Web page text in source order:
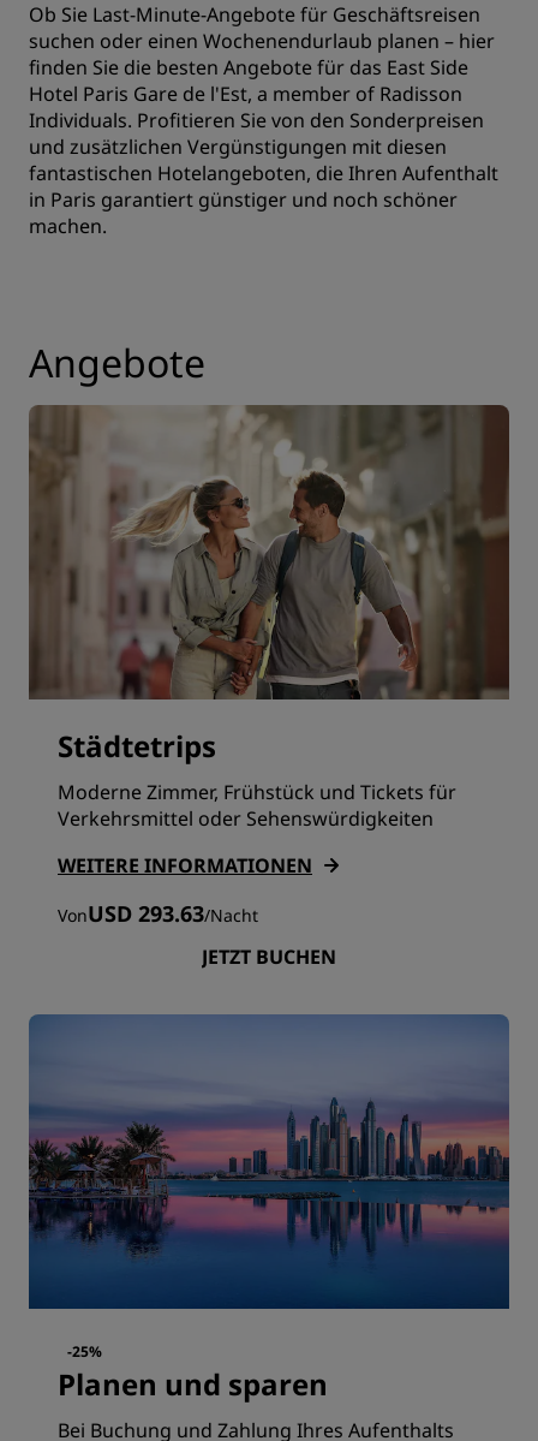
Ob Sie Last-Minute-Angebote für Geschäftsreisen
suchen oder einen Wochenendurlaub planen – hier
finden Sie die besten Angebote für das East Side
Hotel Paris Gare de l'Est, a member of Radisson
Individuals. Profitieren Sie von den Sonderpreisen
und zusätzlichen Vergünstigungen mit diesen
fantastischen Hotelangeboten, die Ihren Aufenthalt
in Paris garantiert günstiger und noch schöner
machen.
Angebote
Städtetrips
Moderne Zimmer, Frühstück und Tickets für
Verkehrsmittel oder Sehenswürdigkeiten
WEITERE INFORMATIONEN
VonUSD 293.63/Nacht
JETZT BUCHEN
-25%
Planen und sparen
Bei Buchung und Zahlung Ihres Aufenthalts